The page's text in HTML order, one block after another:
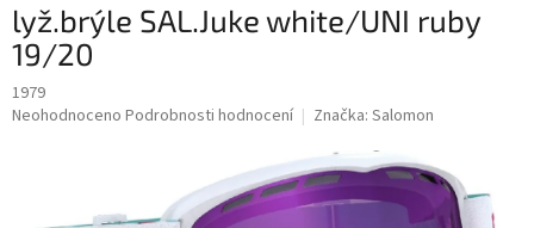
lyž.brýle SAL.Juke white/UNI ruby
19/20
1979
Průměrné
Neohodnoceno Podrobnosti hodnocení Značka: Salomon